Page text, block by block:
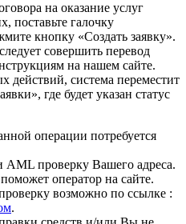
на оказание услуг
поставьте галочку
кнопку «Создать заявку».
совершить перевод
на нашем сайте.
действий, система переместит
где будет указан статус
операции потребуется
AML проверку Вашего адреса.
оператор на сайте.
возможно по ссылке :
.